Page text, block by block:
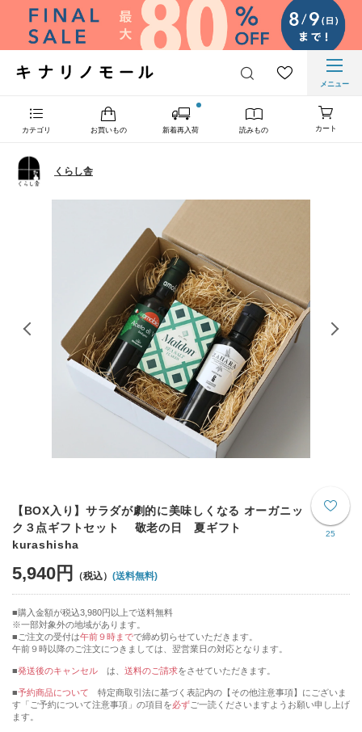
メニュー
カテゴリ お買いもの 新着再入荷 読みもの カート
くらし舎
25
【BOX入り】サラダが劇的に美味しくなる オーガニッ
ク３点ギフトセット 敬老の日 夏ギフト
kurashisha
5,940円 (送料無料)
購入金額が税込3,980円以上で送料無料
※一部対象外の地域があります。
ご注文の受付は午前９時までで締め切らせていただきます。
午前９時以降のご注文につきましては、翌営業日の対応となります。
■発送後のキャンセル は、 送料のご請求をさせていただきます。
■予約商品について 特定商取引法に基づく表記内の【その他注意事項】にございま
す「ご予約について注意事項」の項目を必ずご一読くださいますようお願い申し上げ
ます。